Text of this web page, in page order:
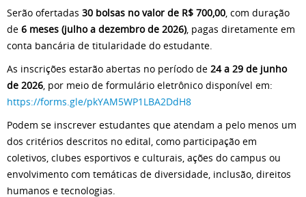
Serão ofertadas 30 bolsas no valor de R$ 700,00, com duração
de 6 meses (julho a dezembro de 2026), pagas diretamente em
conta bancária de titularidade do estudante.
As inscrições estarão abertas no período de 24 a 29 de junho
de 2026, por meio de formulário eletrônico disponível em:
https://forms.gle/pkYAM5WP1LBA2DdH8
Podem se inscrever estudantes que atendam a pelo menos um
dos critérios descritos no edital, como participação em
coletivos, clubes esportivos e culturais, ações do campus ou
envolvimento com temáticas de diversidade, inclusão, direitos
humanos e tecnologias.